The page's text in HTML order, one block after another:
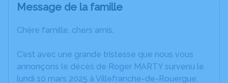
Message de la famille
Chère famille, chers amis,
C’est avec une grande tristesse que nous vous
annonçons le décès de Roger MARTY survenu le
lundi 10 mars 2025 à Villefranche-de-Rouergue.